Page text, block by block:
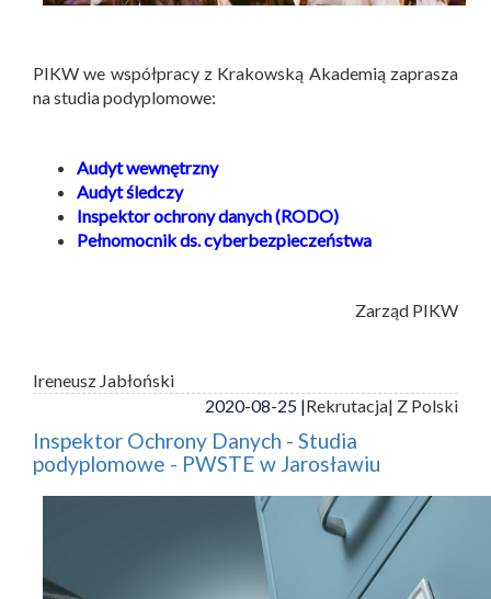
PIKW we współpracy z Krakowską Akademią zaprasza
na studia podyplomowe:
Audyt wewnętrzny
Audyt śledczy
Inspektor ochrony danych (RODO)
Pełnomocnik ds. cyberbezpieczeństwa
Zarząd PIKW
Ireneusz Jabłoński
2020-08-25 |Rekrutacja| Z Polski
Inspektor Ochrony Danych - Studia
podyplomowe - PWSTE w Jarosławiu